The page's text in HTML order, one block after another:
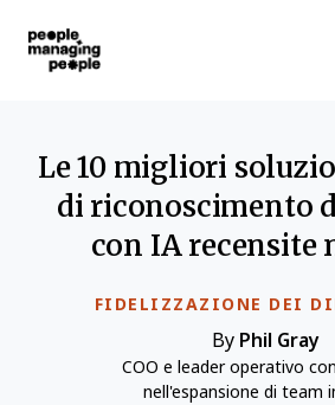
FIDELIZZAZIONE DEI
Le 10 migliori
di riconoscimento
con IA recensite
By Phil Gray
COO e leader operativo
nell'espansione di team